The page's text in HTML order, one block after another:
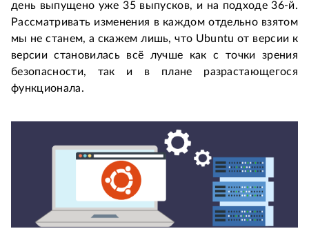
день выпущено уже 35 выпусков, и на подходе 36-й.
Рассматривать изменения в каждом отдельно взятом
мы не станем, а скажем лишь, что Ubuntu от версии к
версии становилась всё лучше как с точки зрения
безопасности, так и в плане разрастающегося
функционала.